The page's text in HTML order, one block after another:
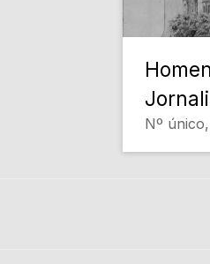
Nº